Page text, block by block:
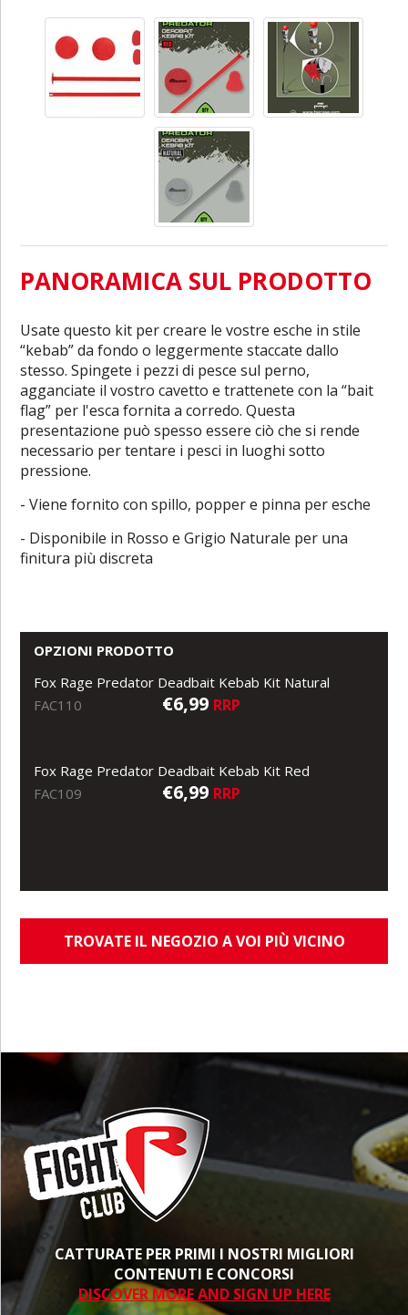
PANORAMICA SUL PRODOTTO
Usate questo kit per creare le vostre esche in stile
“kebab” da fondo o leggermente staccate dallo
stesso. Spingete i pezzi di pesce sul perno,
agganciate il vostro cavetto e trattenete con la “bait
flag” per l'esca fornita a corredo. Questa
presentazione può spesso essere ciò che si rende
necessario per tentare i pesci in luoghi sotto
pressione.
- Viene fornito con spillo, popper e pinna per esche
- Disponibile in Rosso e Grigio Naturale per una
finitura più discreta
OPZIONI PRODOTTO
Fox Rage Predator Deadbait Kebab Kit Natural
FAC110
€6,99 RRP
Fox Rage Predator Deadbait Kebab Kit Red
FAC109
€6,99 RRP
TROVATE IL NEGOZIO A VOI PIÙ VICINO
CATTURATE PER PRIMI I NOSTRI MIGLIORI
CONTENUTI E CONCORSI
DISCOVER MORE AND SIGN UP HERE